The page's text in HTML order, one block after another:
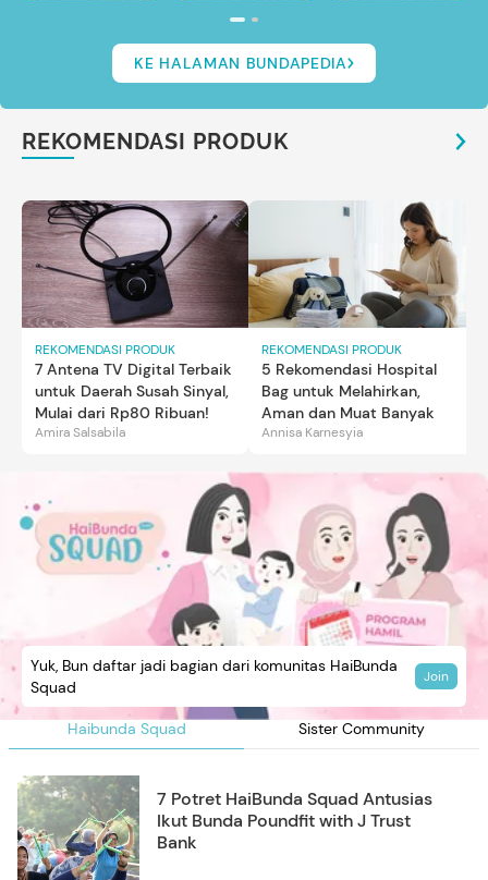
KE HALAMAN BUNDAPEDIA
REKOMENDASI PRODUK
REKOMENDASI PRODUK
7 Antena TV Digital Terbaik
untuk Daerah Susah Sinyal,
Mulai dari Rp80 Ribuan!
Amira Salsabila
REKOMENDASI PRODUK
5 Rekomendasi Hospital
Bag untuk Melahirkan,
Aman dan Muat Banyak
Annisa Karnesyia
Haibunda Squad Sister Community
Yuk, Bun daftar jadi bagian dari komunitas HaiBunda
Squad
Join
7 Potret HaiBunda Squad Antusias
Ikut Bunda Poundfit with J Trust
Bank